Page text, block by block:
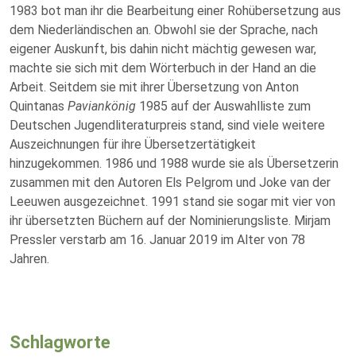
1983 bot man ihr die Bearbeitung einer Rohübersetzung aus
dem Niederländischen an. Obwohl sie der Sprache, nach
eigener Auskunft, bis dahin nicht mächtig gewesen war,
machte sie sich mit dem Wörterbuch in der Hand an die
Arbeit. Seitdem sie mit ihrer Übersetzung von Anton
Quintanas Paviankönig 1985 auf der Auswahlliste zum
Deutschen Jugendliteraturpreis stand, sind viele weitere
Auszeichnungen für ihre Übersetzertätigkeit
hinzugekommen. 1986 und 1988 wurde sie als Übersetzerin
zusammen mit den Autoren Els Pelgrom und Joke van der
Leeuwen ausgezeichnet. 1991 stand sie sogar mit vier von
ihr übersetzten Büchern auf der Nominierungsliste. Mirjam
Pressler verstarb am 16. Januar 2019 im Alter von 78
Jahren.
Schlagworte